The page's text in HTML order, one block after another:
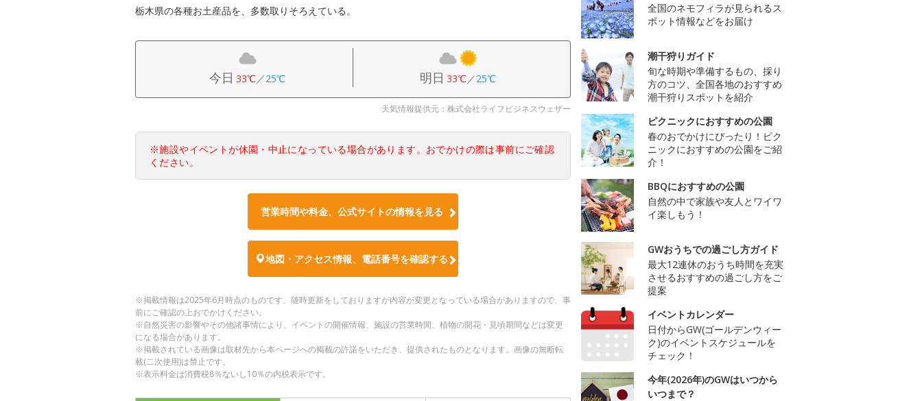
栃木県の各種お土産品を、多数取りそろえている。
今日 33℃／25℃ 明日 33℃／25℃
天気情報提供元：株式会社ライフビジネスウェザー
※施設やイベントが休園・中止になっている場合があります。おでかけの際は事前にご確認
ください。
営業時間や料金、公式サイトの情報を見る
地図・アクセス情報、電話番号を確認する
※掲載情報は2025年6月時点のものです。随時更新をしておりますが内容が変更となっている場合がありますので、事
前にご確認の上おでかけください。
※自然災害の影響やその他諸事情により、イベントの開催情報、施設の営業時間、植物の開花・見頃期間などは変更
になる場合があります。
※掲載されている画像は取材先から本ページへの掲載の許諾をいただき、提供されたものとなります。画像の無断転
載(二次使用)は禁止です。
※表示料金は消費税8％ないし10％の内税表示です。
全国のネモフィラが見られるス
ポット情報などをお届け
潮干狩りガイド
旬な時期や準備するもの、採り
方のコツ、全国各地のおすすめ
潮干狩りスポットを紹介
ピクニックにおすすめの公園
春のおでかけにぴったり！ピク
ニックにおすすめの公園をご紹
介！
BBQにおすすめの公園
自然の中で家族や友人とワイワ
イ楽しもう！
GWおうちでの過ごし方ガイド
最大12連休のおうち時間を充実
させるおすすめの過ごし方をご
提案
イベントカレンダー
日付からGW(ゴールデンウィー
ク)のイベントスケジュールを
チェック！
今年(2026年)のGWはいつから
いつまで？